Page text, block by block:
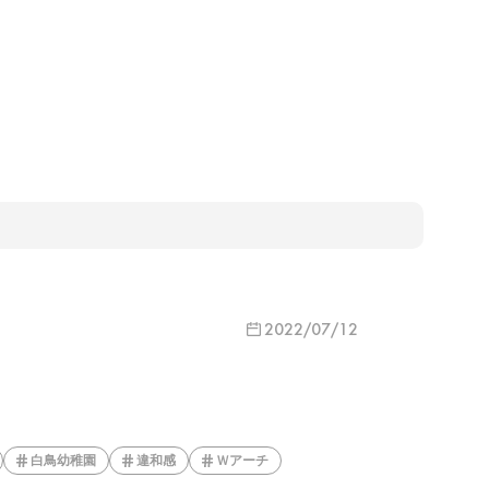
2022/07/12
白鳥幼稚園 違和感 Ｗアーチ